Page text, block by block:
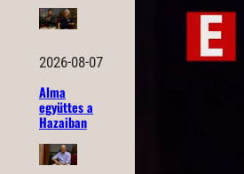
2026-08-07
Alma
együttes a
Hazaiban